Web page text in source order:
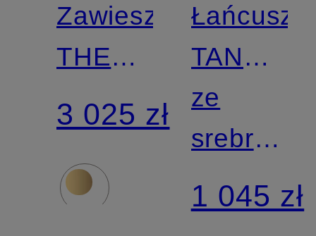
Zawieszka
THE
ONE
BRILLANT
L z 18-
karatowego
3 025 zł
TANK
NO.3
ze
srebra
sterling
925
1 045 zł